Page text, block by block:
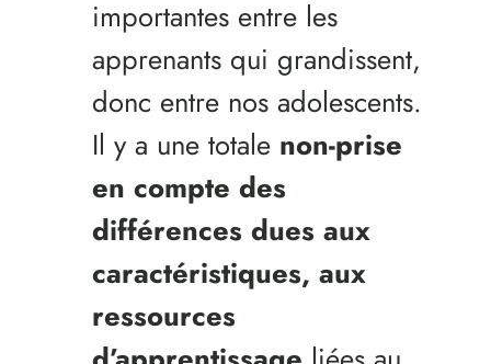
importantes entre les
apprenants qui grandissent,
donc entre nos adolescents.
Il y a une totale non-prise
en compte des
différences dues aux
caractéristiques, aux
ressources